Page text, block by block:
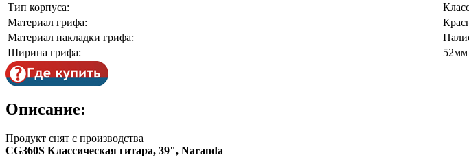
Тип корпуса:
Материал грифа:
Материал накладки грифа:
Ширина грифа:
52мм
Описание:
Продукт снят с производства
CG360S Классическая гитара, 39", Naranda